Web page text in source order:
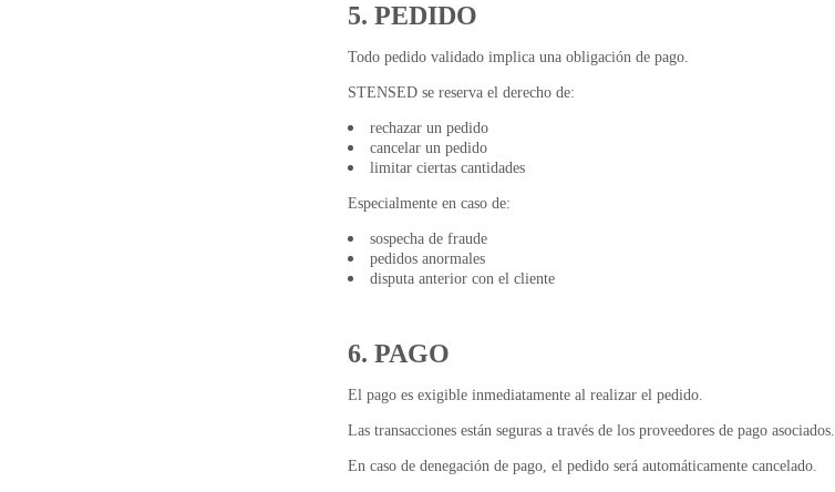
5. PEDIDO
Todo pedido validado implica una obligación de pago.
STENSED se reserva el derecho de:
rechazar un pedido
cancelar un pedido
limitar ciertas cantidades
Especialmente en caso de:
sospecha de fraude
pedidos anormales
disputa anterior con el cliente
6. PAGO
El pago es exigible inmediatamente al realizar el pedido.
Las transacciones están seguras a través de los proveedores de pago asociados.
En caso de denegación de pago, el pedido será automáticamente cancelado.